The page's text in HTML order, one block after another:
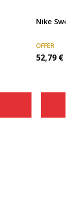
Nike
OFFER
52,79 €